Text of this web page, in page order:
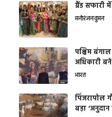
ग्रैंड सफारी
मनोरंजनवुमन
पश्चिम
अधिकारी
भारत
​पिंजरापोल
बड़ा ‘अनुदान